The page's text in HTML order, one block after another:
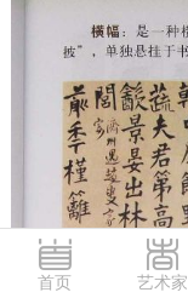
首页 艺术家